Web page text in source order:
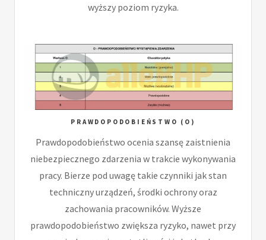
wyższy poziom ryzyka.
PRAWDOPODOBIEŃSTWO (O)
Prawdopodobieństwo ocenia szansę zaistnienia
niebezpiecznego zdarzenia w trakcie wykonywania
pracy. Bierze pod uwagę takie czynniki jak stan
techniczny urządzeń, środki ochrony oraz
zachowania pracowników. Wyższe
prawdopodobieństwo zwiększa ryzyko, nawet przy